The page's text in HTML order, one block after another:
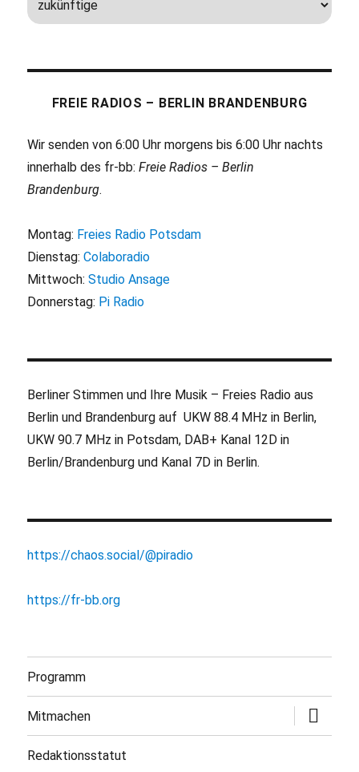
FREIE RADIOS – BERLIN BRANDENBURG
Wir senden von 6:00 Uhr morgens bis 6:00 Uhr nachts
innerhalb des fr-bb:Freie Radios – Berlin
Brandenburg.
Montag: Freies Radio Potsdam
Dienstag:Colaboradio
Mittwoch:Studio Ansage
Donnerstag: Pi Radio
Berliner Stimmen und Ihre Musik – Freies Radio aus
Berlin und Brandenburg auf UKW 88.4 MHz in Berlin,
UKW 90.7 MHz in Potsdam, DAB+ Kanal 12D in
Berlin/Brandenburg und Kanal 7D in Berlin.
https://chaos.social/@piradio
https://fr-bb.org
Programm
Mitmachen
öffnen
Redaktionsstatut